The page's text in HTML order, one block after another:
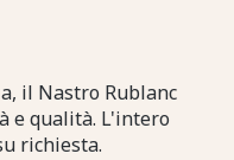
il Nastro Rublanc
e qualità. L'intero
richiesta.